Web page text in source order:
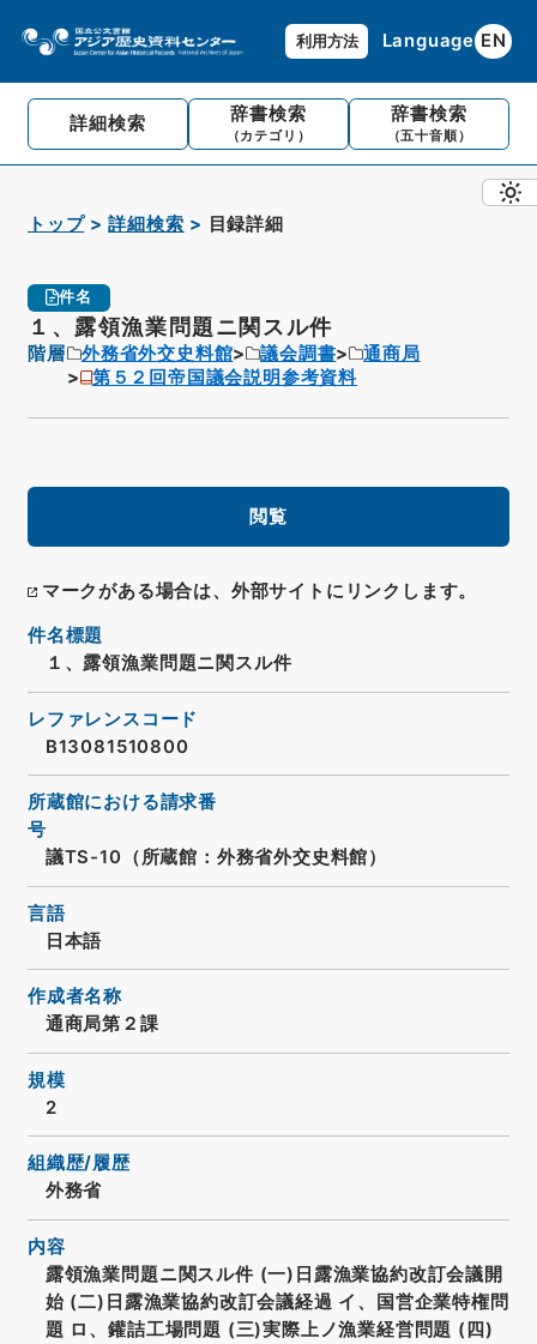
利用方法 Language EN
詳細検索 辞書検索
（カテゴリ）
辞書検索
（五十音順）
トップ 詳細検索 目録詳細
件名
１、露領漁業問題ニ関スル件
階層 外務省外交史料館 議会調書
通商局
第５２回帝国議会説明参考資料
閲覧
マークがある場合は、外部サイトにリンクします。
件名標題
１、露領漁業問題ニ関スル件
レファレンスコード
B13081510800
所蔵館における請求番
号
議TS-10（所蔵館：外務省外交史料館）
言語
日本語
作成者名称
通商局第２課
規模
2
組織歴/履歴
外務省
内容
露領漁業問題ニ関スル件 (一)日露漁業協約改訂会議開
始 (二)日露漁業協約改訂会議経過 イ、国営企業特権問
題 ロ、鑵詰工場問題 (三)実際上ノ漁業経営問題 (四)